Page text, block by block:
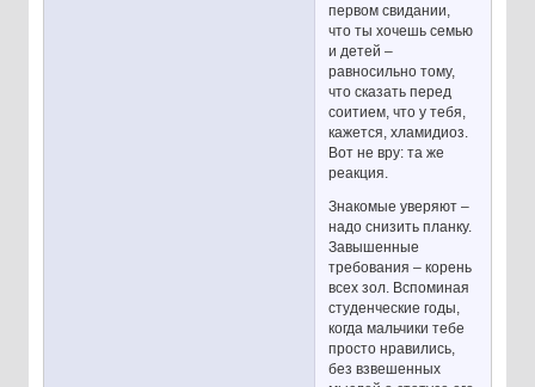
первом свидании,
что ты хочешь семью
и детей –
равносильно тому,
что сказать перед
соитием, что у тебя,
кажется, хламидиоз.
Вот не вру: та же
реакция.
Знакомые уверяют –
надо снизить планку.
Завышенные
требования – корень
всех зол. Вспоминая
студенческие годы,
когда мальчики тебе
просто нравились,
без взвешенных